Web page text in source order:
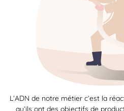
L’ADN de notre métier c’est la